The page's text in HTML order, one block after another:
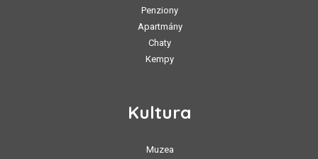
Penziony
Apartmány
Chaty
Kempy
Kultura
Muzea